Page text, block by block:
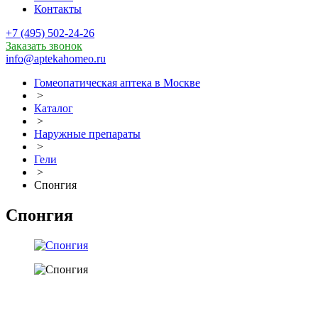
Контакты
+7 (495) 502-24-26
Заказать звонок
info@aptekahomeo.ru
Гомеопатическая аптека в Москве
>
Каталог
>
Наружные препараты
>
Гели
>
Спонгия
Спонгия